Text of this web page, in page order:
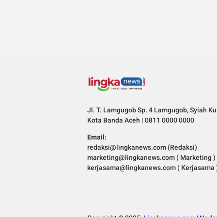
Jl. T. Lamgugob Sp. 4 Lamgugob, Syiah
Kota Banda Aceh | 0811 0000 0000
Email:
redaksi@lingkanews.com (Redaksi)
marketing@lingkanews.com ( Marketing )
kerjasama@lingkanews.com ( Kerjasama